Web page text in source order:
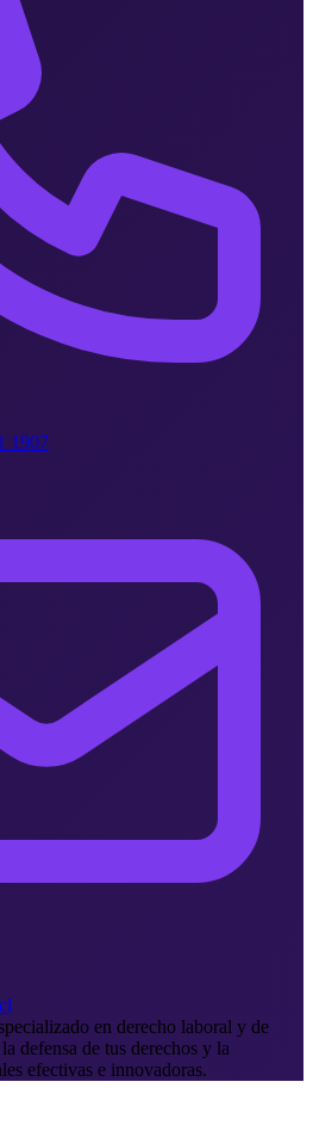
1907
en derecho laboral y de
defensa de tus derechos y la
efectivas e innovadoras.